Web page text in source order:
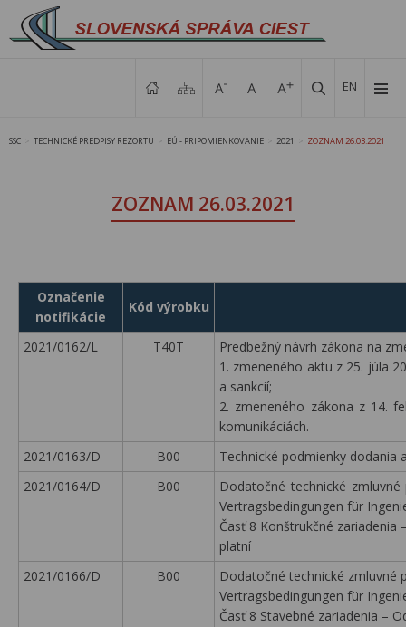
EN
SSC TECHNICKÉ PREDPISY REZORTU EÚ - PRIPOMIENKOVANIE 2021 ZOZNAM 26.03.2021
ZOZNAM 26.03.2021
Označenie
notifikácie
Kód výrobku
2021/0162/L T40T
Predbežný návrh zákona na
1. zmeneného aktu z 25. júla
a sankcií;
2. zmeneného zákona z 14.
komunikáciách.
2021/0163/D
B00
Technické podmienky dodania
2021/0164/D
B00
Dodatočné technické
Vertragsbedingungen für
Časť 8 Konštrukčné zariadenia
platní
2021/0166/D
B00
Dodatočné technické zmluvné
Vertragsbedingungen für
Časť 8 Stavebné zariadenia –